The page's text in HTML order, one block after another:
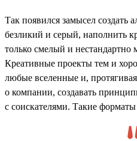
Так появился замысел
безликий и серый, наполнить
только смелый и нестандартно
Креативные проекты тем и
любые вселенные и,
о компании, создавать
с соискателями. Такие